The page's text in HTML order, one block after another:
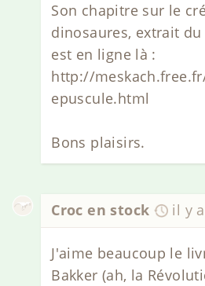
Son chapitre sur le
dinosaures, extrait
est en ligne là :
http://
epuscule.html
Bons plaisirs.
Croc en stock il y
J'aime beaucoup le
Bakker (ah, la